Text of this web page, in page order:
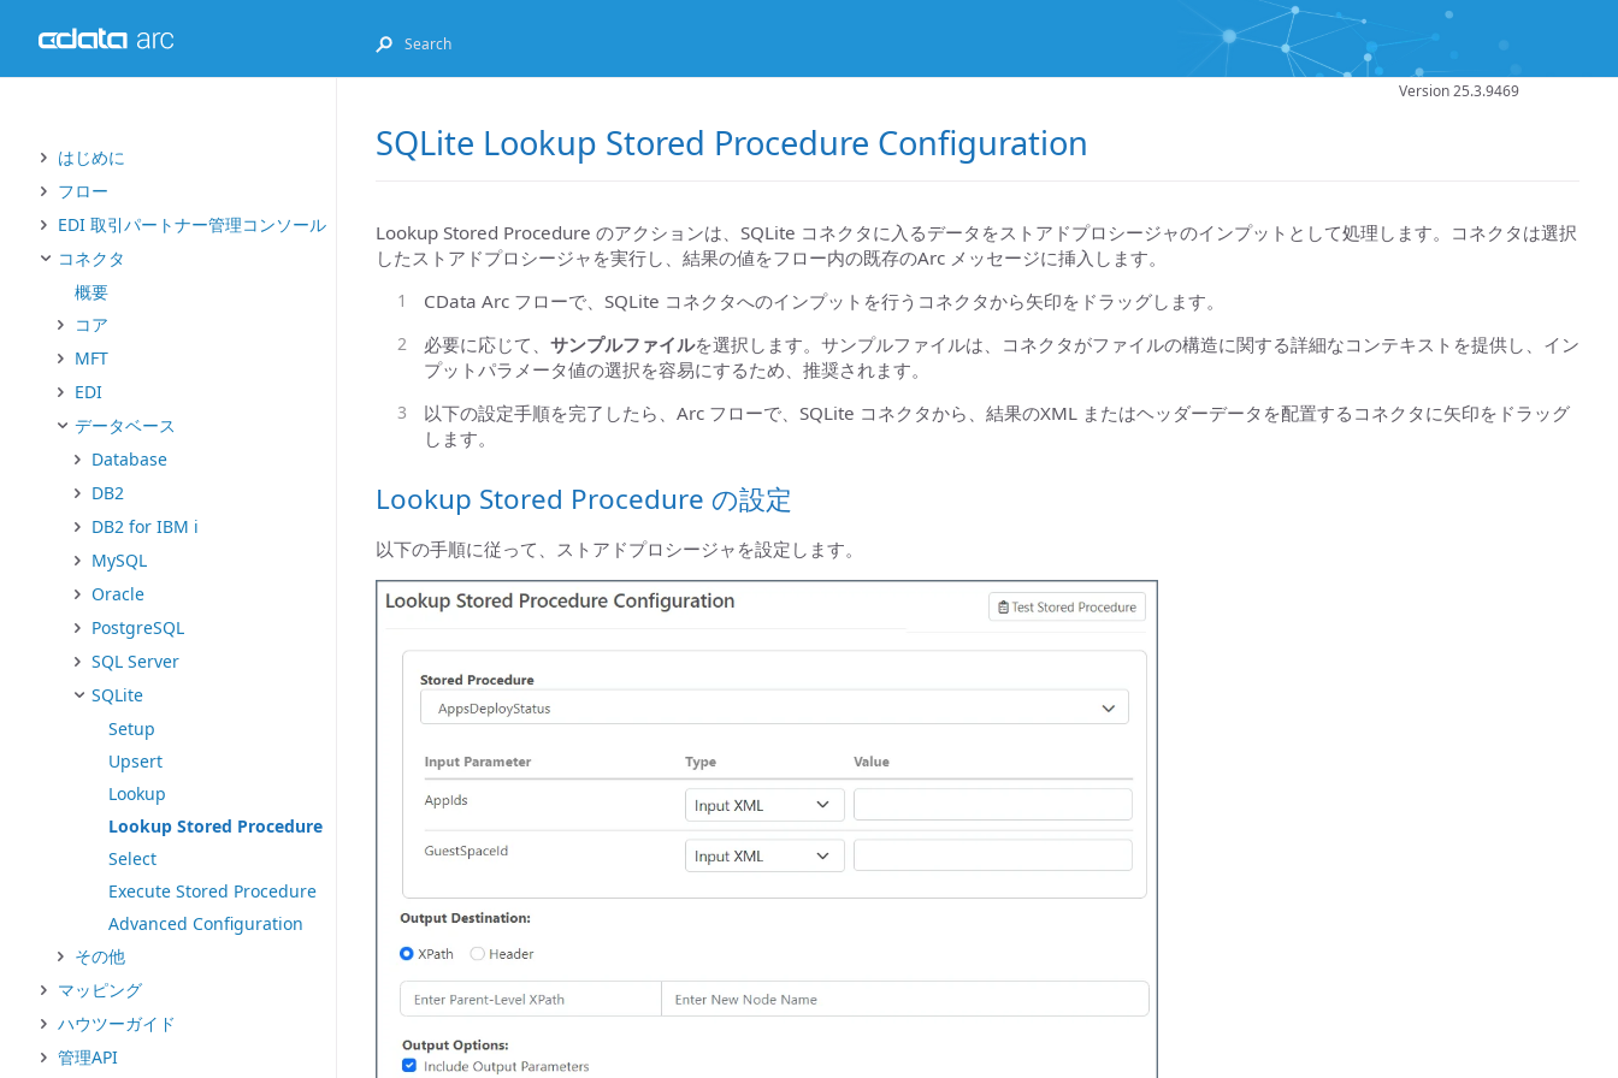
はじめに
フロー
EDI 取引パートナー管理コンソール
コネクタ
概要
コア
MFT
EDI
データベース
Database
DB2
DB2 for IBM i
MySQL
Oracle
PostgreSQL
SQL Server
SQLite
Setup
Upsert
Lookup
Lookup Stored Procedure
Select
Execute Stored Procedure
Advanced Configuration
その他
マッピング
ハウツーガイド
管理API
SQLite Lookup Stored Procedure Configuration
Version 25.3.9469
Lookup Stored Procedure のアクションは、SQLite コネクタに入るデータをストアドプロシージャのインプットとして処理します。コネクタは選択
したストアドプロシージャを実行し、結果の値をフロー内の既存のArc メッセージに挿入します。
CData Arc フローで、SQLite コネクタへのインプットを行うコネクタから矢印をドラッグします。
必要に応じて、 サンプルファイルを選択します。サンプルファイルは、コネクタがファイルの構造に関する詳細なコンテキストを提供し、イン
プットパラメータ値の選択を容易にするため、推奨されます。
以下の設定手順を完了したら、Arc フローで、SQLite コネクタから、結果のXML またはヘッダーデータを配置するコネクタに矢印をドラッグ
します。
Lookup Stored Procedure の設定
以下の手順に従って、ストアドプロシージャを設定します。